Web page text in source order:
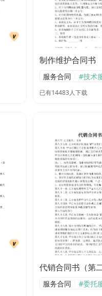
制作维护合同书
服务合同 #技术
已有14483人下载
代销合同书（第
服务合同 #委托